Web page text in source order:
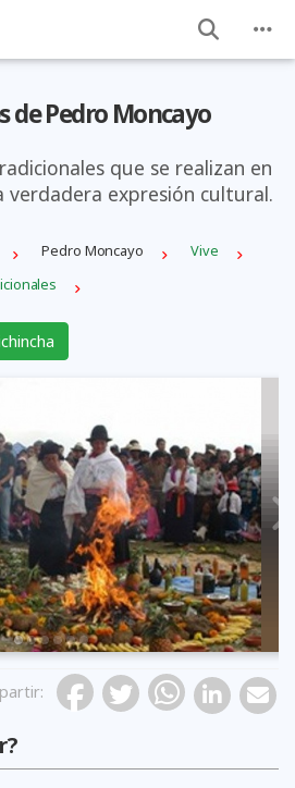
de Pedro Moncayo
que se realizan en
verdadera expresión cultural.
Pedro Moncayo
Vive
: